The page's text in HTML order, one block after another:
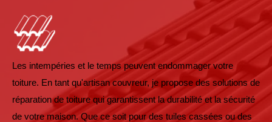
Les intempéries et le temps peuvent endommager votre
toiture. En tant qu'artisan couvreur, je propose des solutions de
réparation de toiture qui garantissent la durabilité et la sécurité
de votre maison. Que ce soit pour des tuiles cassées ou des